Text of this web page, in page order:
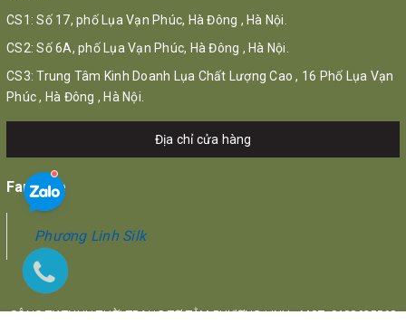
CS1: Số 17, phố Lụa Vạn Phúc, Hà Đông , Hà Nội.
CS2: Số 6A, phố Lụa Vạn Phúc, Hà Đông , Hà Nội.
CS3: Trung Tâm Kinh Doanh Lụa Chất Lượng Cao , 16 Phố Lụa Vạn
Phúc , Hà Đông , Hà Nội.
Địa chỉ cửa hàng
CÔNG TY TNHH THỜI TRANG TƠ TẰM PHƯƠNG LINH - MST: 0108625568
Fanpage
Phương Linh Silk